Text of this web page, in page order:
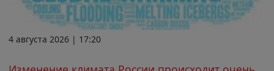
4 августа 2026 | 17:20